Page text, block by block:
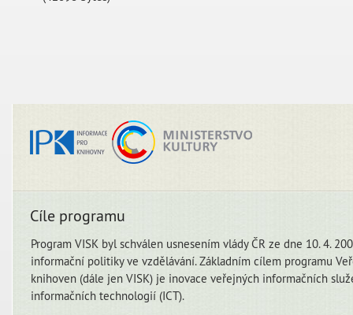
Cíle programu
Program VISK byl schválen usnesením vlády ČR ze dne 10. 4.
informační politiky ve vzdělávání. Základním cílem programu
knihoven (dále jen VISK) je inovace veřejných informačních
informačních technologií (ICT).